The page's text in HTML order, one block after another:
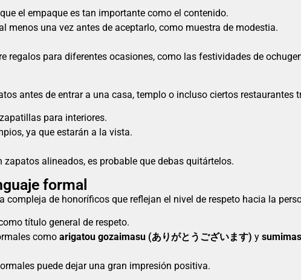
el empaque es tan importante como el contenido.
menos una vez antes de aceptarlo, como muestra de modestia.
regalos para diferentes ocasiones, como las festividades de
antes de entrar a una casa, templo o incluso ciertos restaurantes
para interiores.
ya que estarán a la vista.
zapatos alineados, es probable que debas quitártelos.
formal
compleja de honoríficos que reflejan el nivel de respeto hacia la
título general de respeto.
como arigatou gozaimasu (ありがとうございます) y
puede dejar una gran impresión positiva.